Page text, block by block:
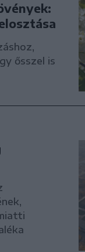
ősszel is